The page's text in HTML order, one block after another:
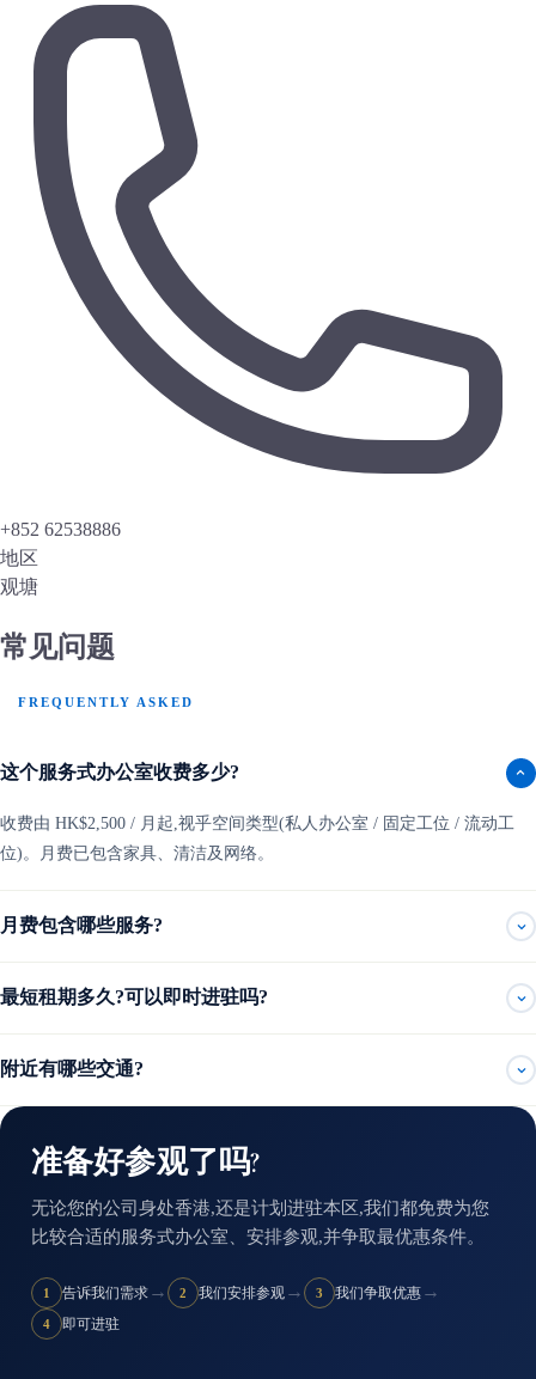
+852 62538886
地区
观塘
常见问题
FREQUENTLY ASKED
这个服务式办公室收费多少?
收费由 HK$2,500 / 月起,视乎空间类型(私人办公室 / 固定工位 / 流动工
位)。月费已包含家具、清洁及网络。
月费包含哪些服务?
最短租期多久?可以即时进驻吗?
附近有哪些交通?
准备好参观了吗?
无论您的公司身处香港,还是计划进驻本区,我们都免费为您
比较合适的服务式办公室、安排参观,并争取最优惠条件。
1 告诉我们需求 → 2 我们安排参观 → 3 我们争取优惠 →
4 即可进驻